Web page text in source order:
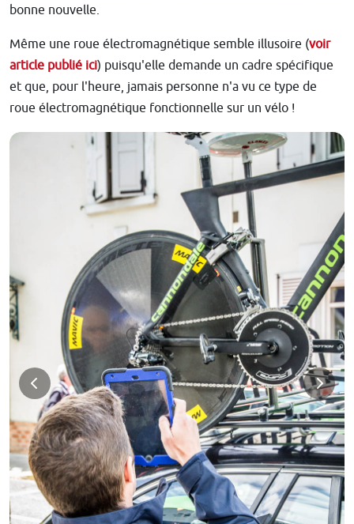
bonne nouvelle.
Même une roue électromagnétique semble illusoire (voir
article publié ici) puisqu'elle demande un cadre spécifique
et que, pour l'heure, jamais personne n'a vu ce type de
roue électromagnétique fonctionnelle sur un vélo !